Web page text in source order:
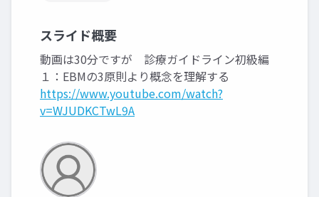
スライド概要
動画は30分ですが 診療ガイドライン初級編
１：EBMの3原則より概念を理解する
https://www.youtube.com/watch?
v=WJUDKCTwL9A